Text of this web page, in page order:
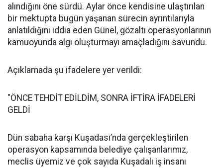
alındığını öne sürdü. Aylar önce kendisine ulaştırılan
bir mektupta bugün yaşanan sürecin ayrıntılarıyla
anlatıldığını iddia eden Günel, gözaltı operasyonlarının
kamuoyunda algı oluşturmayı amaçladığını savundu.
Açıklamada şu ifadelere yer verildi:
"ÖNCE TEHDİT EDİLDİM, SONRA İFTİRA İFADELERİ
GELDİ
Dün sabaha karşı Kuşadası’nda gerçekleştirilen
operasyon kapsamında belediye çalışanlarımız,
meclis üyemiz ve çok sayıda Kuşadalı iş insanı